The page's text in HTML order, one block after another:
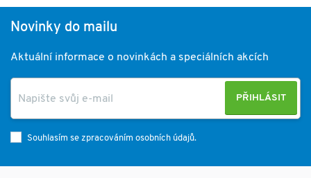
Novinky do mailu
Aktuální informace o novinkách a speciálních akcích
PŘIHLÁSIT
Souhlasím se zpracováním osobních údajů.